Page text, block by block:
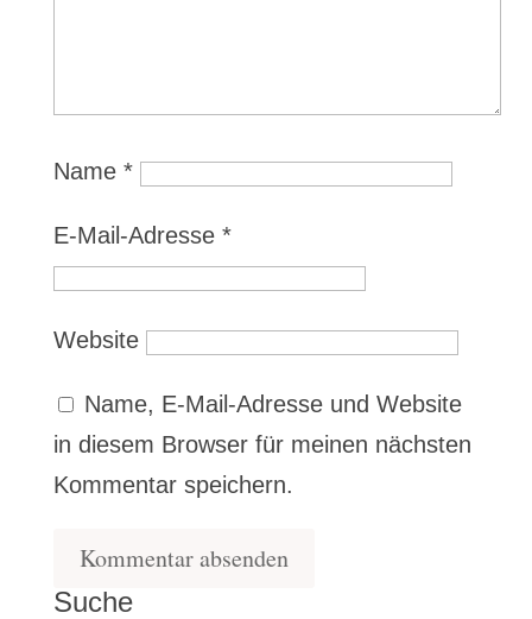
Name *
E-Mail-Adresse *
Website
Name, E-Mail-Adresse und Website
in diesem Browser für meinen nächsten
Kommentar speichern.
Suche